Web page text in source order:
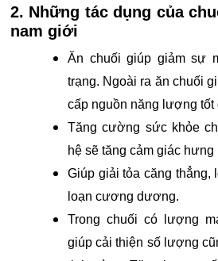
2. Những tác dụng của
nam giới
Ăn chuối giúp giảm sự
trạng. Ngoài ra ăn chuối
cấp nguồn năng lượng tốt
Tăng cường sức khỏe
hệ sẽ tăng cảm giác hưng
Giúp giải tỏa căng thẳng,
loạn cương dương.
Trong chuối có lượng
giúp cải thiện số lượng